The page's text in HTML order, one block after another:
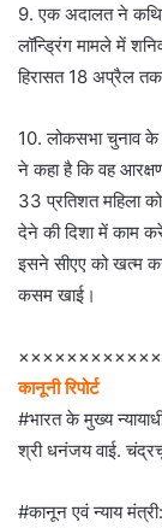
9. एक अदालत ने
लॉन्ड्रिंग मामले में
हिरासत 18 अप्रैल तक
10. लोकसभा चुनाव के
ने कहा है कि वह
33 प्रतिशत महिला
देने की दिशा में काम
इसने सीएए को खत्म
कसम खाई।
कानूनी रिपोर्ट
#भारत के मुख्य
श्री धनंजय वाई.
#कानून एवं न्याय